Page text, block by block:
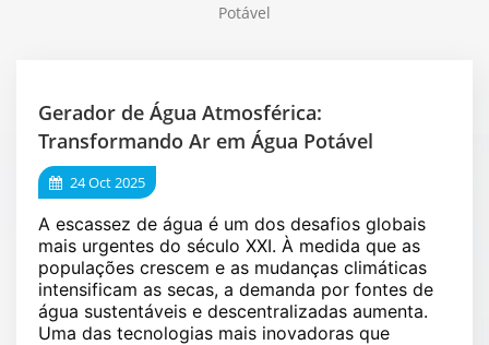
Potável
Gerador de Água Atmosférica:
Transformando Ar em Água Potável
24 Oct 2025
A escassez de água é um dos desafios globais
mais urgentes do século XXI. À medida que as
populações crescem e as mudanças climáticas
intensificam as secas, a demanda por fontes de
água sustentáveis e descentralizadas aumenta.
Uma das tecnologias mais inovadoras que